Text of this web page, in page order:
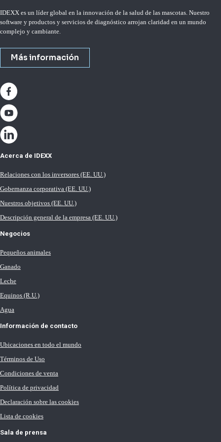
IDEXX es un líder global en la innovación de la salud de las mascotas. Nuestro
software y productos y servicios de diagnóstico arrojan claridad en un mundo
complejo y cambiante.
Más información
Acerca de IDEXX
Relaciones con los inversores (EE. UU.)
Gobernanza corporativa (EE. UU.)
Nuestros objetivos (EE. UU.)
Descripción general de la empresa (EE. UU.)
Negocios
Pequeños animales
Ganado
Leche
Equinos (R.U.)
Agua
Información de contacto
Ubicaciones en todo el mundo
Términos de Uso
Condiciones de venta
Política de privacidad
Declaración sobre las cookies
Lista de cookies
Sala de prensa